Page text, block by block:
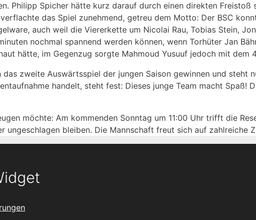
Philipp Spicher hätte kurz darauf durch einen direkten
das Spiel zunehmend, getreu dem Motto: Der BSC
auch weil die Viererkette um Nicolai Rau, Tobias Stein,
nochmal spannend werden können, wenn Torhüter Jan
hätte, im Gegenzug sorgte Mahmoud Yusuuf jedoch mit dem
zweite Auswärtsspiel der jungen Saison gewinnen und steht
handelt, steht fest: Dieses junge Team macht Spaß!
möchte: Am kommenden Sonntag um 11:00 Uhr trifft die
ungeschlagen bleiben. Die Mannschaft freut sich auf zahlreiche